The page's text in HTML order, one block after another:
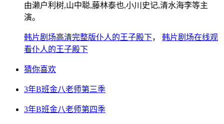
由濑户利树,山中聪,藤林泰也,小川史记,清水海李等主
演。
韩片剧场高清完整版仆人的王子殿下，
韩片剧场在线观
看仆人的王子殿下
猜你喜欢
3年B班金八老师第三季
3年B班金八老师第四季